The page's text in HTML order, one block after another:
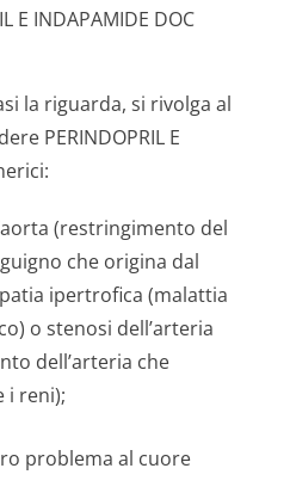
E INDAPAMIDE DOC
la riguarda, si rivolga al
PERINDOPRIL E
(restringimento del
che origina dal
ipertrofica (malattia
o stenosi dell’arteria
dell’arteria che
i reni);
problema al cuore